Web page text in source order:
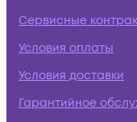
Сервисные
Условия оплаты
Условия доставки
Гарантийное